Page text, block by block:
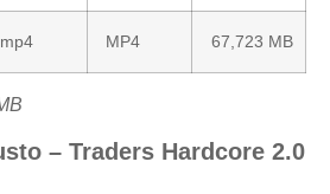
MP4 67,723 MB
– Traders Hardcore 2.0